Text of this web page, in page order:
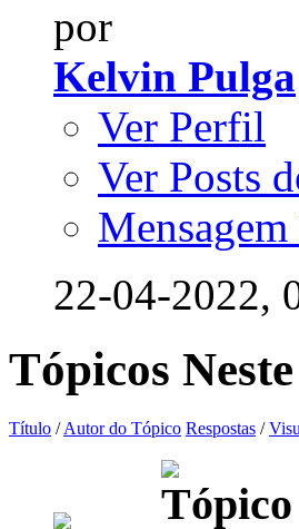
por
Kelvin Pulga
Ver Perfil
Ver Posts
22-04-2022,
Tópicos
Título /Autor do Tópico Respostas /